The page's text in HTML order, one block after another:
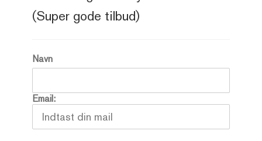
(Super gode tilbud)
Navn
Email: